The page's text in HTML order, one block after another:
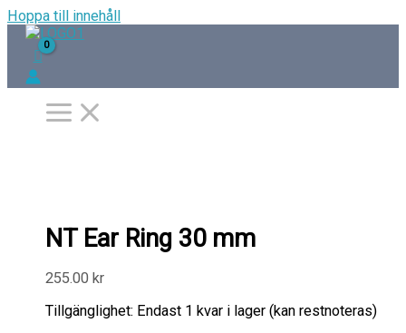
Hoppa till innehåll
NT Ear Ring 30 mm
255.00 kr
Tillgänglighet: Endast 1 kvar i lager (kan restnoteras)